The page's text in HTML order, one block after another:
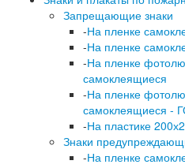
Запрещающие знаки
-На пленке
-На пленке
-На пленке
самоклеящиеся
-На пленке
самоклеящиеся -
-На пластике
Знаки
-На пленке